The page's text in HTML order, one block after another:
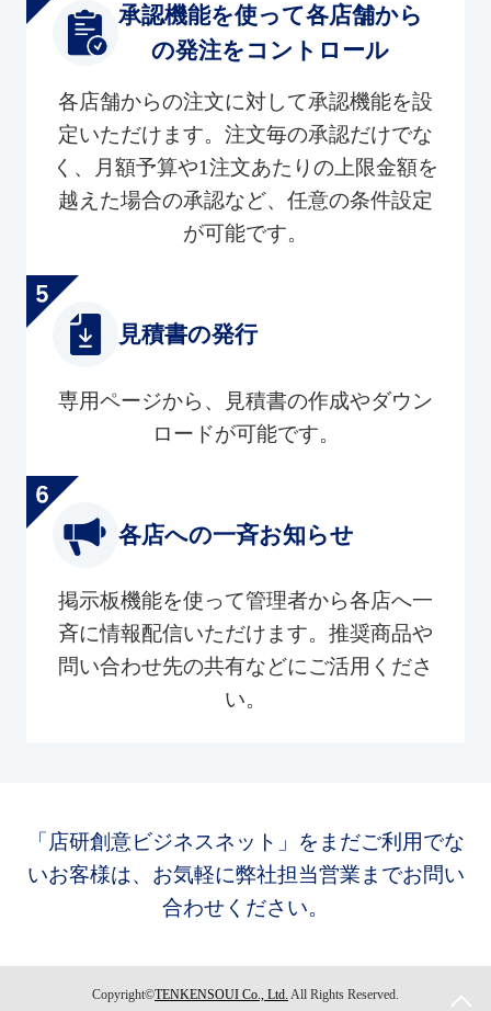
承認機能を使って各店舗から
の発注をコントロール
各店舗からの注文に対して承認機能を設
定いただけます。注文毎の承認だけでな
く、月額予算や1注文あたりの上限金額を
越えた場合の承認など、任意の条件設定
が可能です。
見積書の発行
専用ページから、見積書の作成やダウン
ロードが可能です。
各店への一斉お知らせ
掲示板機能を使って管理者から各店へ一
斉に情報配信いただけます。推奨商品や
問い合わせ先の共有などにご活用くださ
い。
「店研創意ビジネスネット」をまだご利用でな
いお客様は、お気軽に弊社担当営業までお問い
合わせください。
Copyright©TENKENSOUI Co., Ltd. All Rights Reserved.